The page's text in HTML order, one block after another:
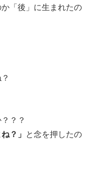
「後」に生まれたの
？？
？」
と念を押したの